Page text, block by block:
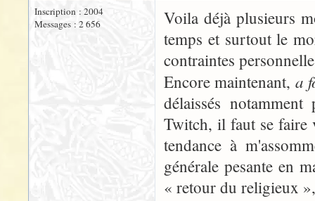
Inscription : 2004
Messages : 2 656
Voila déjà plusieurs
temps et surtout le
contraintes
Encore maintenant, a
délaissés
Twitch, il faut se faire
tendance à
générale pesante en
« retour du religieux »,